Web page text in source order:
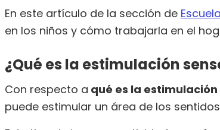
En este artículo de la sección de
en los niños y cómo trabajarla en el
¿Qué es la estimulación
Con respecto a qué es la
puede estimular un área de los